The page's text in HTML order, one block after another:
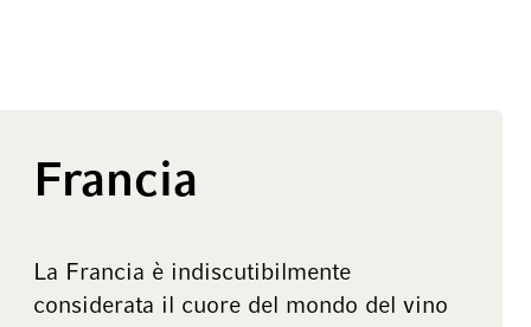
Francia
La Francia è indiscutibilmente
considerata il cuore del mondo del vino